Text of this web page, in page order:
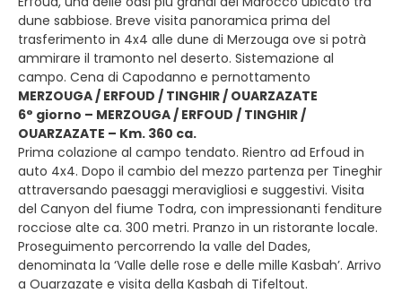
dune sabbiose. Breve visita panoramica prima del
trasferimento in 4x4 alle dune di Merzouga ove si potrà
ammirare il tramonto nel deserto. Sistemazione al
campo. Cena di Capodanno e pernottamento
MERZOUGA / ERFOUD / TINGHIR / OUARZAZATE
6° giorno – MERZOUGA / ERFOUD / TINGHIR /
OUARZAZATE – Km. 360 ca.
Prima colazione al campo tendato. Rientro ad Erfoud in
auto 4x4. Dopo il cambio del mezzo partenza per Tineghir
attraversando paesaggi meravigliosi e suggestivi. Visita
del Canyon del fiume Todra, con impressionanti fenditure
rocciose alte ca. 300 metri. Pranzo in un ristorante locale.
Proseguimento percorrendo la valle del Dades,
denominata la ‘Valle delle rose e delle mille Kasbah’. Arrivo
a Ouarzazate e visita della Kasbah di Tifeltout.